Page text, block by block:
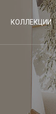
КОЛЛЕКЦИИ